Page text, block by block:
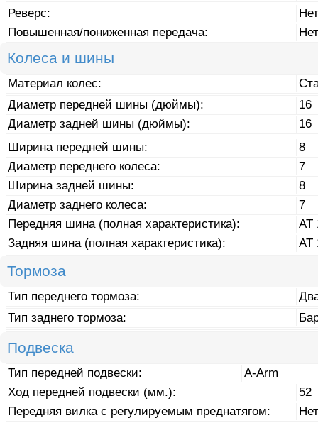
Реверс:
Нет
Повышенная/пониженная передача:
Нет
Колеса и шины
Материал колес:
Диаметр передней шины (дюймы):
16
Диаметр задней шины (дюймы):
16
Ширина передней шины:
8
Диаметр переднего колеса:
7
Ширина задней шины:
8
Диаметр заднего колеса:
7
Передняя шина (полная характеристика):
AT
Задняя шина (полная характеристика):
AT
Тормоза
Тип переднего тормоза:
Тип заднего тормоза:
Подвеска
Тип передней подвески:
A-Arm
Ход передней подвески (мм.):
52
Передняя вилка с регулируемым преднатягом:
Нет